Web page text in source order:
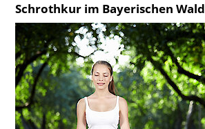
Schrothkur im Bayerischen Wald